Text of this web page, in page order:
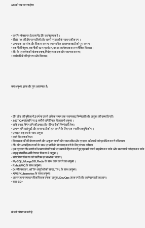
आपको क्या करना होगा:
• क्रॉस-फ़ंक्शनल डेवलपमेंट टीम का नेतृत्व करें।
• तीसरे पक्ष की टीम प्रणालियों और बाहरी ग्राहकों के साथ एकीकरण।
• उत्पाद का समर्थन और विकास करना, व्यावसायिक आवश्यकताओं को पूरा करना।
• तकनीकी नेतृत्व, तकनीकी ऋण प्रबंधन, उत्पाद कार्यक्षमता का रणनीतिक विकास।
• टीम के प्रदर्शन की योजना बनाना, नियंत्रण करना और समन्वय करना।
• कर्मचारियों की प्रेरणा और विकास।
क्या अनुभव, ज्ञान और गुण आवश्यक हैं:
• टीम लीड की भूमिका में 2 वर्ष या उससे अधिक समय तक स्वायत्तता, जिम्मेदारी और अनुभव की उच्च डिग्री।
• .NET C# प्लेटफ़ॉर्म पर 5 वर्षों से वाणिज्यिक विकास में अनुभव।
• सक्रियता, निर्णय लेने की इच्छा और परिणामों की जिम्मेदारी लेना।
• उत्पन्न होने वाले मुद्दों और समस्याओं को हल करने के लिए एक व्यवस्थित दृष्टिकोण।
• एजाइल स्क्रम के साथ अनुभव
• कार्य विघटन कौशल
• विकास कार्यों की योजना बनाने और अनुमान लगाने और समय सीमा और ग्राहक अपेक्षाओं को प्रबंधित करने की क्षमता
• टीम और अन्य हितधारकों के साथ प्रभावी ढंग से संवाद करने के लिए संचार कौशल
• एक सुसंगत टीम बनाने की क्षमता जो परिणामों पर ध्यान केंद्रित करते हुए प्रभावी ढंग से सहयोग कर सके और समस्याओं को हल कर सके
• माइक्रोसर्विस आर्किटेक्चर विकास में अनुभव।
• सॉफ़्टवेयर विकास की सर्वोत्तम प्रथाओं का पालन।
• MySQL, MongoDB, Redis के साथ काम करने का अनुभव।
• RabbitMQ के साथ अनुभव।
• DI जीवनचक्र, HTTP अनुरोधों की समझ, TPL के साथ अनुभव।
• AWS/Kubernetes के साथ अनुभव।
• अवसंरचना समाधान विकसित करने का अनुभव, DevOps उपकरणों और कार्यप्रणाली का ज्ञान।
• रूस - B2+
कंपनी ऑफर करती है: